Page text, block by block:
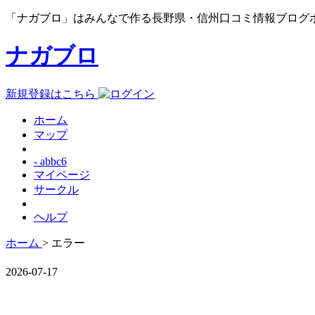
「ナガブロ」はみんなで作る長野県・信州口コミ情報ブログ
ナガブロ
新規登録はこちら
ホーム
マップ
- abbc6
マイページ
サークル
ヘルプ
ホーム > エラー
2026-07-17